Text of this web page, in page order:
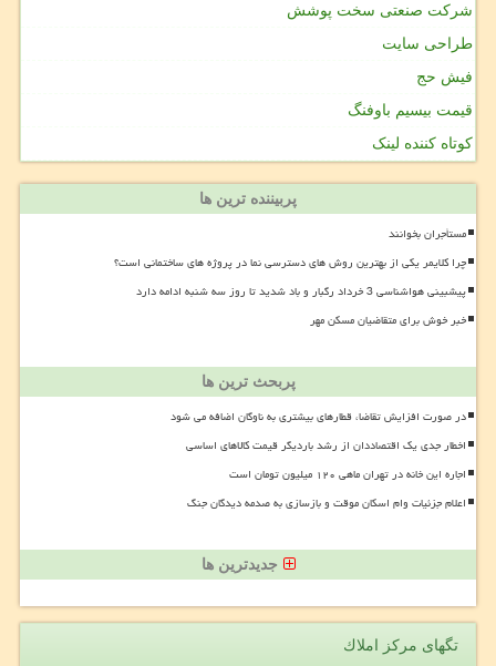
شرکت صنعتی سخت پوشش
طراحی سایت
فیش حج
قیمت بیسیم باوفنگ
کوتاه کننده لینک
پربیننده ترین ها
مستأجران بخوانند
چرا کلایمر یکی از بهترین روش های دسترسی نما در پروژه های ساختمانی است؟
پیشبینی هواشناسی 3 خرداد رگبار و باد شدید تا روز سه شنبه ادامه دارد
خبر خوش برای متقاضیان مسکن مهر
پربحث ترین ها
در صورت افزایش تقاضا، قطارهای بیشتری به ناوگان اضافه می شود
اخطار جدی یک اقتصاددان از رشد باردیگر قیمت کالاهای اساسی
اجاره این خانه در تهران ماهی ۱۲۰ میلیون تومان است
اعلام جزئیات وام اسکان موقت و بازسازی به صدمه دیدگان جنگ
جدیدترین ها
تگهای مركز املاك